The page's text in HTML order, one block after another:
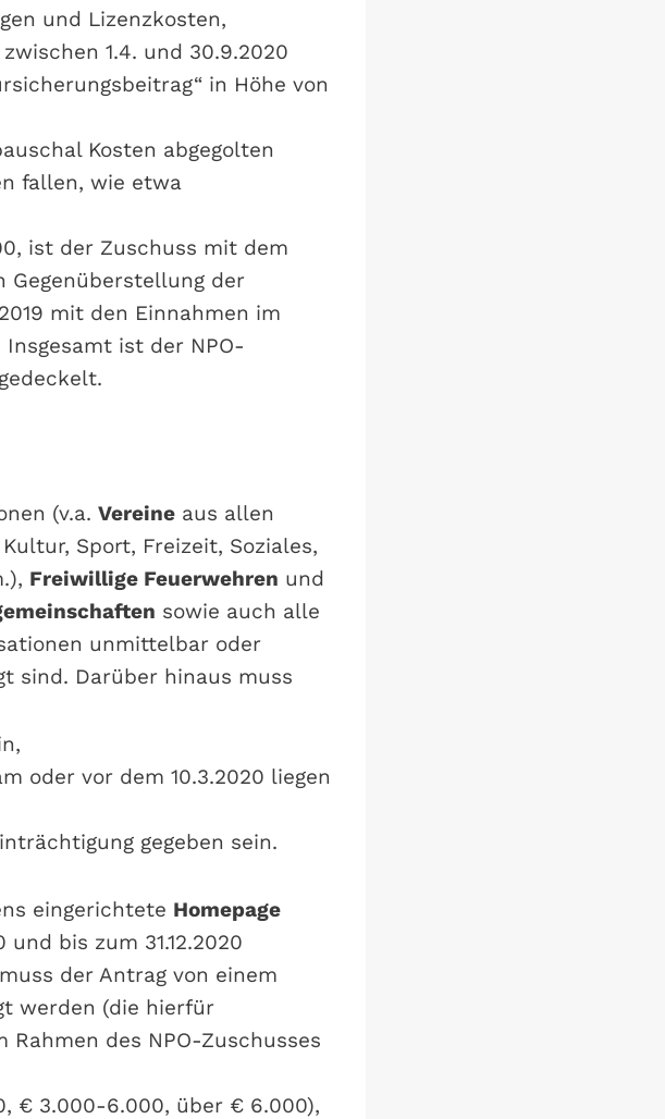
und Lizenzkosten,
1.4. und 30.9.2020
in Höhe von
Kosten abgegolten
fallen, wie etwa
ist der Zuschuss mit dem
Gegenüberstellung der
mit den Einnahmen im
ist der NPO-
(v.a. Vereine aus allen
Sport, Freizeit, Soziales,
Freiwillige Feuerwehren und
sowie auch alle
unmittelbar oder
sind. Darüber hinaus muss
oder vor dem 10.3.2020 liegen
gegeben sein.
eingerichtete Homepage
bis zum 31.12.2020
der Antrag von einem
werden (die hierfür
des NPO-Zuschusses
€ 3.000-6.000, über € 6.000),